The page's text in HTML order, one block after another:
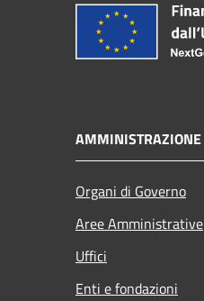
AMMINISTRAZIONE
Organi di Governo
Aree Amministrative
Uffici
Enti e fondazioni